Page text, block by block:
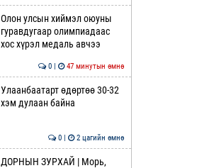
Олон улсын хиймэл оюуны
гуравдугаар олимпиадаас
хос хүрэл медаль авчээ
0 | 47 минутын өмнө
Улаанбаатарт өдөртөө 30-32
хэм дулаан байна
0 | 2 цагийн өмнө
ДОРНЫН ЗУРХАЙ | Морь,